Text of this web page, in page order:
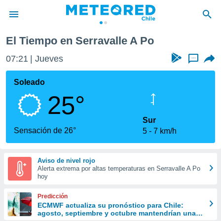
de
por
que se
calidad.
a este
las
y
forma
digital
basada
El Tiempo en Serravalle A Po
07:21 Jueves ...
Soleado
25°
Sensación de 26°
Sur
5
7 km/h
Aviso de nivel rojo
Alerta extrema por altas temperaturas en Serravalle A Po
hoy
Predicción
ECMWF actualiza su pronóstico para Chile:
agosto, septiembre y octubre mantendrían una